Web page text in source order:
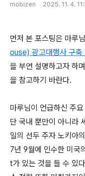
mobizen 2025. 11. 4.
먼저 본 포스팅은 마루
ouse) 광고대행사 구축
을 부연 설명하고자 하
을 참고하기 바란다.
마루님이 언급하신 주
단 국내 뿐만이 아니라
일의 선두 주자 노키
7년 9월에 인수한 미국
t가 있는 것을 들 수 있